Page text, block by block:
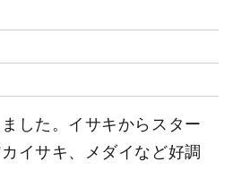
した。イサキからスター
イサキ、メダイなど好調